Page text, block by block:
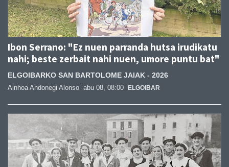
Ibon Serrano: "Ez nuen parranda hutsa irudikatu
nahi; beste zerbait nahi nuen, umore puntu bat"
ELGOIBARKO SAN BARTOLOME JAIAK - 2026
Ainhoa Andonegi Alonso abu 08, 08:00 ELGOIBAR